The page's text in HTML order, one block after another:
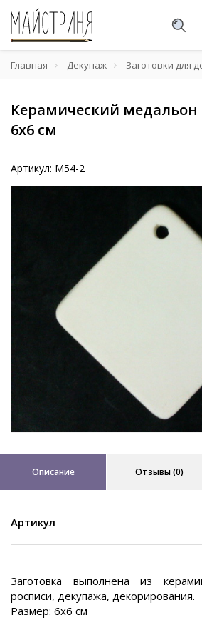
Главная Декупаж Заготовки для
Керамический медальон
6х6 см
Артикул: М54-2
Описание Отзывы (0)
Артикул
Заготовка выполнена из
росписи, декупажа, декорирования.
Размер: 6x6 см